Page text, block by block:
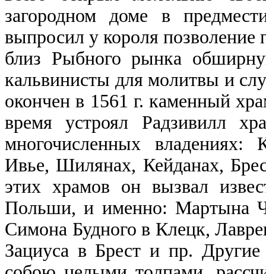
загородном доме в
выпросил у короля
близ Рыбного рынка
кальвинисты для молитвы и
окончен в 1561 г. каменный
время устроял Радзивилл
многочисленных
Ивье, Шилянах, Кейданах,
этих храмов он вызвал
Польши, и именно: Мартына
Симона Будного в Клецк,
Зациуса в Брест и пр.